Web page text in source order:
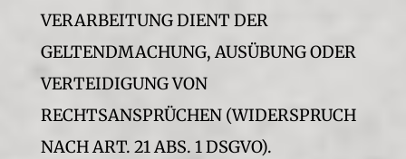
VERARBEITUNG DIENT DER
GELTENDMACHUNG, AUSÜBUNG ODER
VERTEIDIGUNG VON
RECHTSANSPRÜCHEN (WIDERSPRUCH
NACH ART. 21 ABS. 1 DSGVO).